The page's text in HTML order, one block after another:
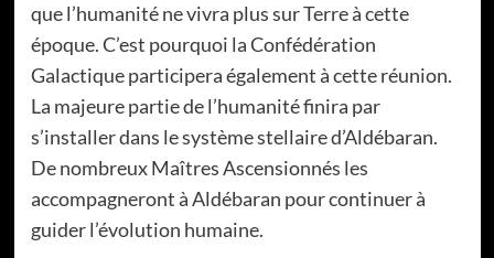
que l’humanité ne vivra plus sur Terre à cette
époque. C’est pourquoi la Confédération
Galactique participera également à cette réunion.
La majeure partie de l’humanité finira par
s’installer dans le système stellaire d’Aldébaran.
De nombreux Maîtres Ascensionnés les
accompagneront à Aldébaran pour continuer à
guider l’évolution humaine.